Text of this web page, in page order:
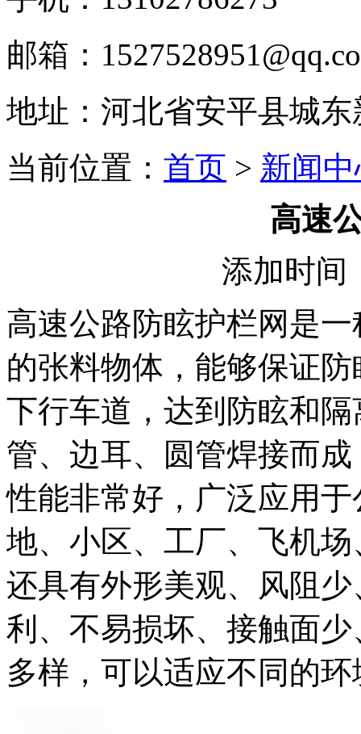
邮箱：
地址：河北省安平县城
当前位置： 首页 > 新闻
高速
添加时间
高速公路防眩护栏网是
的张料物体，能够保证
下行车道，达到防眩和
管、边耳、圆管焊接而
性能非常好，广泛应用
地、小区、工厂、飞机
还具有外形美观、风阻
利、不易损坏、接触面
多样，可以适应不同的